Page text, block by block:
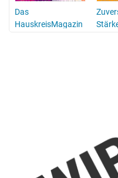
Das
HauskreisMagazin